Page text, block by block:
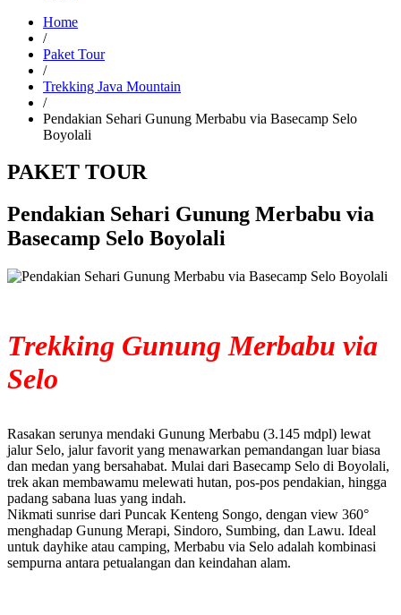
Home
/
Paket Tour
/
Trekking Java Mountain
/
Pendakian Sehari Gunung Merbabu via Basecamp Selo
Boyolali
PAKET TOUR
Pendakian Sehari Gunung Merbabu via
Basecamp Selo Boyolali
Trekking Gunung Merbabu via
Selo
Rasakan serunya mendaki Gunung Merbabu (3.145 mdpl) lewat
jalur Selo, jalur favorit yang menawarkan pemandangan luar biasa
dan medan yang bersahabat. Mulai dari Basecamp Selo di Boyolali,
trek akan membawamu melewati hutan, pos-pos pendakian, hingga
padang sabana luas yang indah.
Nikmati sunrise dari Puncak Kenteng Songo, dengan view 360°
menghadap Gunung Merapi, Sindoro, Sumbing, dan Lawu. Ideal
untuk dayhike atau camping, Merbabu via Selo adalah kombinasi
sempurna antara petualangan dan keindahan alam.